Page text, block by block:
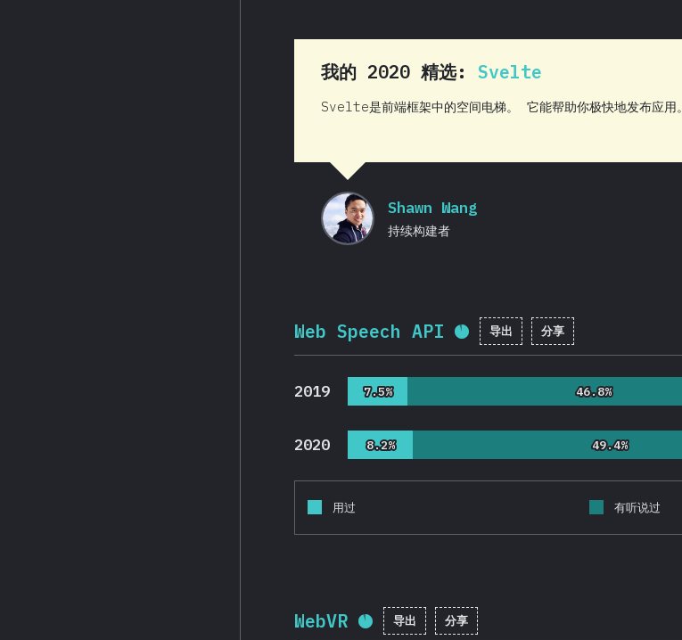
我的 2020 精选: Svelte
Svelte是前端框架中的空间电梯。 它能帮助你极快地发布应用。
Shawn Wang
持续构建者
Web Speech API 完成率: 92.1 %
导出 分享
2019 7.5%
7.5% 46.8%
46.8%
2020 8.2%
8.2% 49.4%
49.4%
用过 有听说过
WebVR 完成率: 92.1 %
导出 分享